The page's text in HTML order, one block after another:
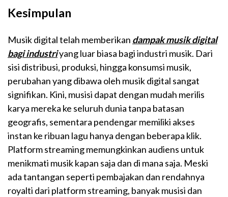
Kesimpulan
Musik digital telah memberikan dampak musik digital
bagi industriyang luar biasa bagi industri musik. Dari
sisi distribusi, produksi, hingga konsumsi musik,
perubahan yang dibawa oleh musik digital sangat
signifikan. Kini, musisi dapat dengan mudah merilis
karya mereka ke seluruh dunia tanpa batasan
geografis, sementara pendengar memiliki akses
instan ke ribuan lagu hanya dengan beberapa klik.
Platform streaming memungkinkan audiens untuk
menikmati musik kapan saja dan di mana saja. Meski
ada tantangan seperti pembajakan dan rendahnya
royalti dari platform streaming, banyak musisi dan